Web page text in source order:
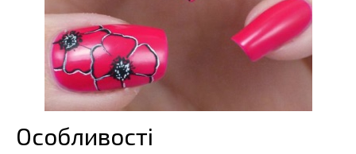
Особливості